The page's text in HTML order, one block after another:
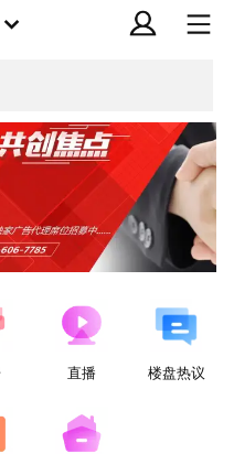
直播 楼盘热议